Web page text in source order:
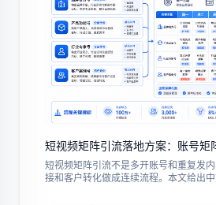
短视频矩阵引流落地方案：账号矩
短视频矩阵引流不是多开账号和重复发
接和客户转化做成连续流程。本文给出